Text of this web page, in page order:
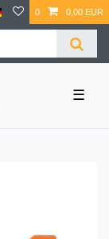
0 0,00 EUR
☰